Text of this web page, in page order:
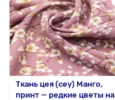
Ткань цея (cey) Манго,
принт — редкие цветы на